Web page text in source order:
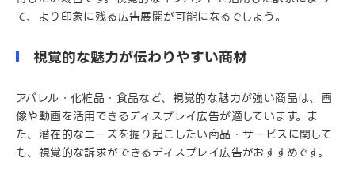
て、より印象に残る広告展開が可能になるでしょう。
視覚的な魅力が伝わりやすい商材
アパレル・化粧品・食品など、視覚的な魅力が強い商品は、画
像や動画を活用できるディスプレイ広告が適しています。ま
た、潜在的なニーズを掘り起こしたい商品・サービスに関して
も、視覚的な訴求ができるディスプレイ広告がおすすめです。